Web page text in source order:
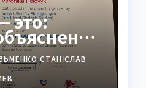
это:
кино и
СТАНІСЛАВ